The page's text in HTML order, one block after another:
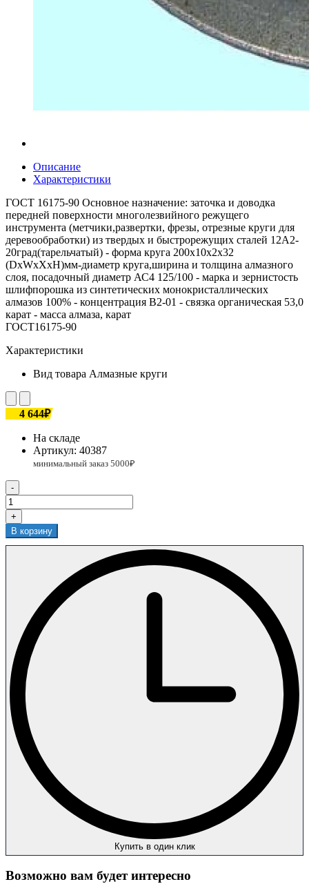
Описание
Характеристики
ГОСТ 16175-90 Основное назначение: заточка и доводка
передней поверхности многолезвийного режущего
инструмента (метчики,развертки, фрезы, отрезные круги для
деревообработки) из твердых и быстрорежущих сталей 12А2-
20град(тарельчатый) - форма круга 200x10x2x32
(DxWxXxH)мм-диаметр круга,ширина и толщина алмазного
слоя, посадочный диаметр АС4 125/100 - марка и зернистость
шлифпорошка из синтетических монокристаллических
алмазов 100% - концентрация В2-01 - связка органическая 53,0
карат - масса алмаза, карат
ГОСТ16175-90
Характеристики
Вид товара Алмазные круги
4 644₽
На складе
Артикул: 40387
-
+
В корзину
Купить в один клик
Возможно вам будет интересно